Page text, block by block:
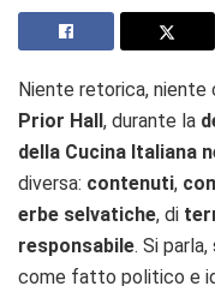
Niente retorica,
Prior Hall, durante la
della Cucina Italiana
diversa: contenuti,
erbe selvatiche, di
responsabile. Si
come fatto politico e